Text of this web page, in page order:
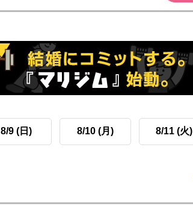
8/9 (日) 8/10 (月) 8/11 (火)